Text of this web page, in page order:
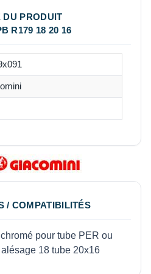
DU PRODUIT
R179 18 20 16
/ COMPATIBILITÉS
pour tube PER ou
18 tube 20x16